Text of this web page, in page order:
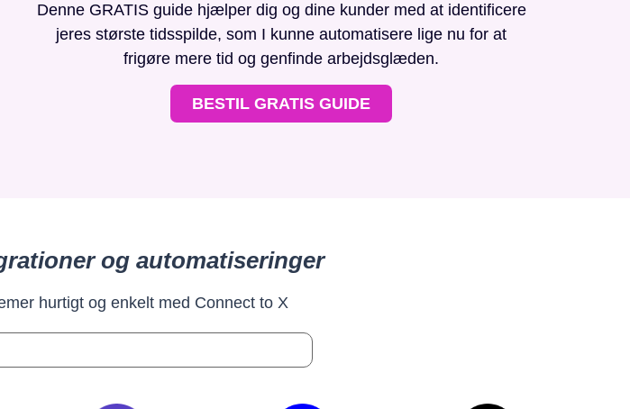
Denne GRATIS guide hjælper dig og dine kunder med at identificere
jeres største tidsspilde, som I kunne automatisere lige nu for at
frigøre mere tid og genfinde arbejdsglæden.
BESTIL GRATIS GUIDE
og automatiseringer
hurtigt og enkelt med Connect to X